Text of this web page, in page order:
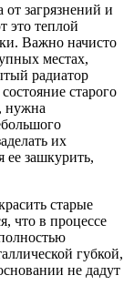
загрязнений и
это теплой
Важно начисто
местах,
радиатор
старого
нужна
их
зашкурить,
старые
что в процессе
губкой,
не дадут